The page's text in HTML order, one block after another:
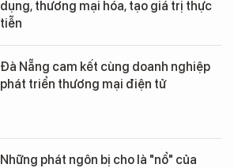
dụng, thương mại hóa, tạo giá trị thực
tiễn
Đà Nẵng cam kết cùng doanh nghiệp
phát triển thương mại điện tử
Những phát ngôn bị cho là "nổ" của